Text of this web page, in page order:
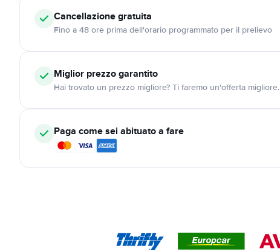
Cancellazionegratuita
Fino a 48 ore prima dell'orario programmato per il prelievo
Miglior prezzo garantito
Hai trovato un prezzo migliore? Ti faremo un'offerta migliore.
Paga come sei abituato a fare